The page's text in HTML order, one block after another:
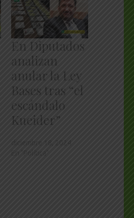
En Diputados
analizan
anular la Ley
Bases tras “el
escándalo
Kueider”